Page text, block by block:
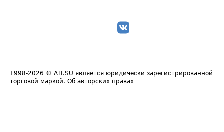
1998-2026 © ATI.SU является юридически зарегистрированной
торговой маркой. Об авторских правах